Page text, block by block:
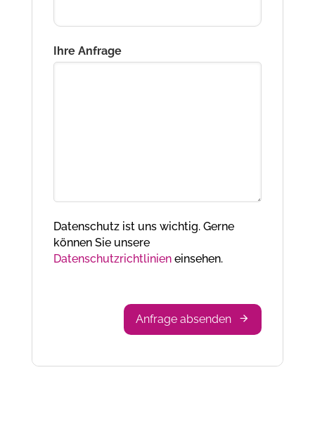
Ihre Anfrage
Datenschutz ist uns wichtig. Gerne
können Sie unsere
Datenschutzrichtlinieneinsehen.
Anfrage absenden